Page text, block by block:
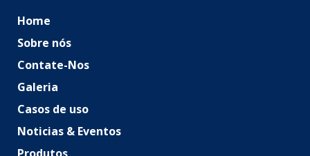
Home
Sobre nós
Contate-Nos
Galeria
Casos de uso
Noticias & Eventos